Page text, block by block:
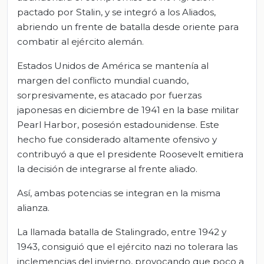
pactado por Stalin, y se integró a los Aliados,
abriendo un frente de batalla desde oriente para
combatir al ejército alemán.
Estados Unidos de América se mantenía al
margen del conflicto mundial cuando,
sorpresivamente, es atacado por fuerzas
japonesas en diciembre de 1941 en la base militar
Pearl Harbor, posesión estadounidense. Este
hecho fue considerado altamente ofensivo y
contribuyó a que el presidente Roosevelt emitiera
la decisión de integrarse al frente aliado.
Así, ambas potencias se integran en la misma
alianza.
La llamada batalla de Stalingrado, entre 1942 y
1943, consiguió que el ejército nazi no tolerara las
inclemencias del invierno, provocando que poco a